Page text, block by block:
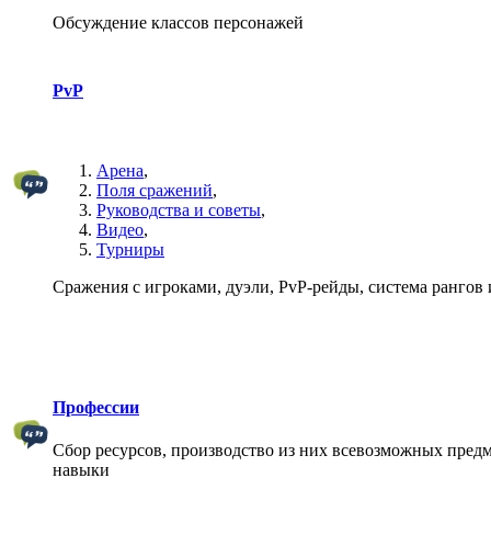
Обсуждение классов персонажей
PvP
Арена,
Поля сражений,
Руководства и советы,
Видео,
Турниры
Сражения с игроками, дуэли, PvP-рейды, система рангов
Профессии
Сбор ресурсов, производство из них всевозможных
навыки